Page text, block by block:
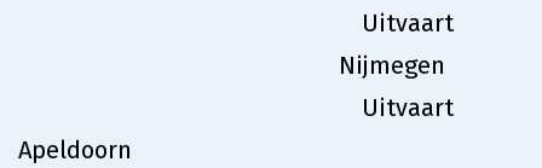
Uitvaart
Nijmegen
Uitvaart
Apeldoorn